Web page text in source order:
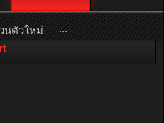
ดเพิ่มเติม คลิกที่นี่
นตัวใหม่ ...